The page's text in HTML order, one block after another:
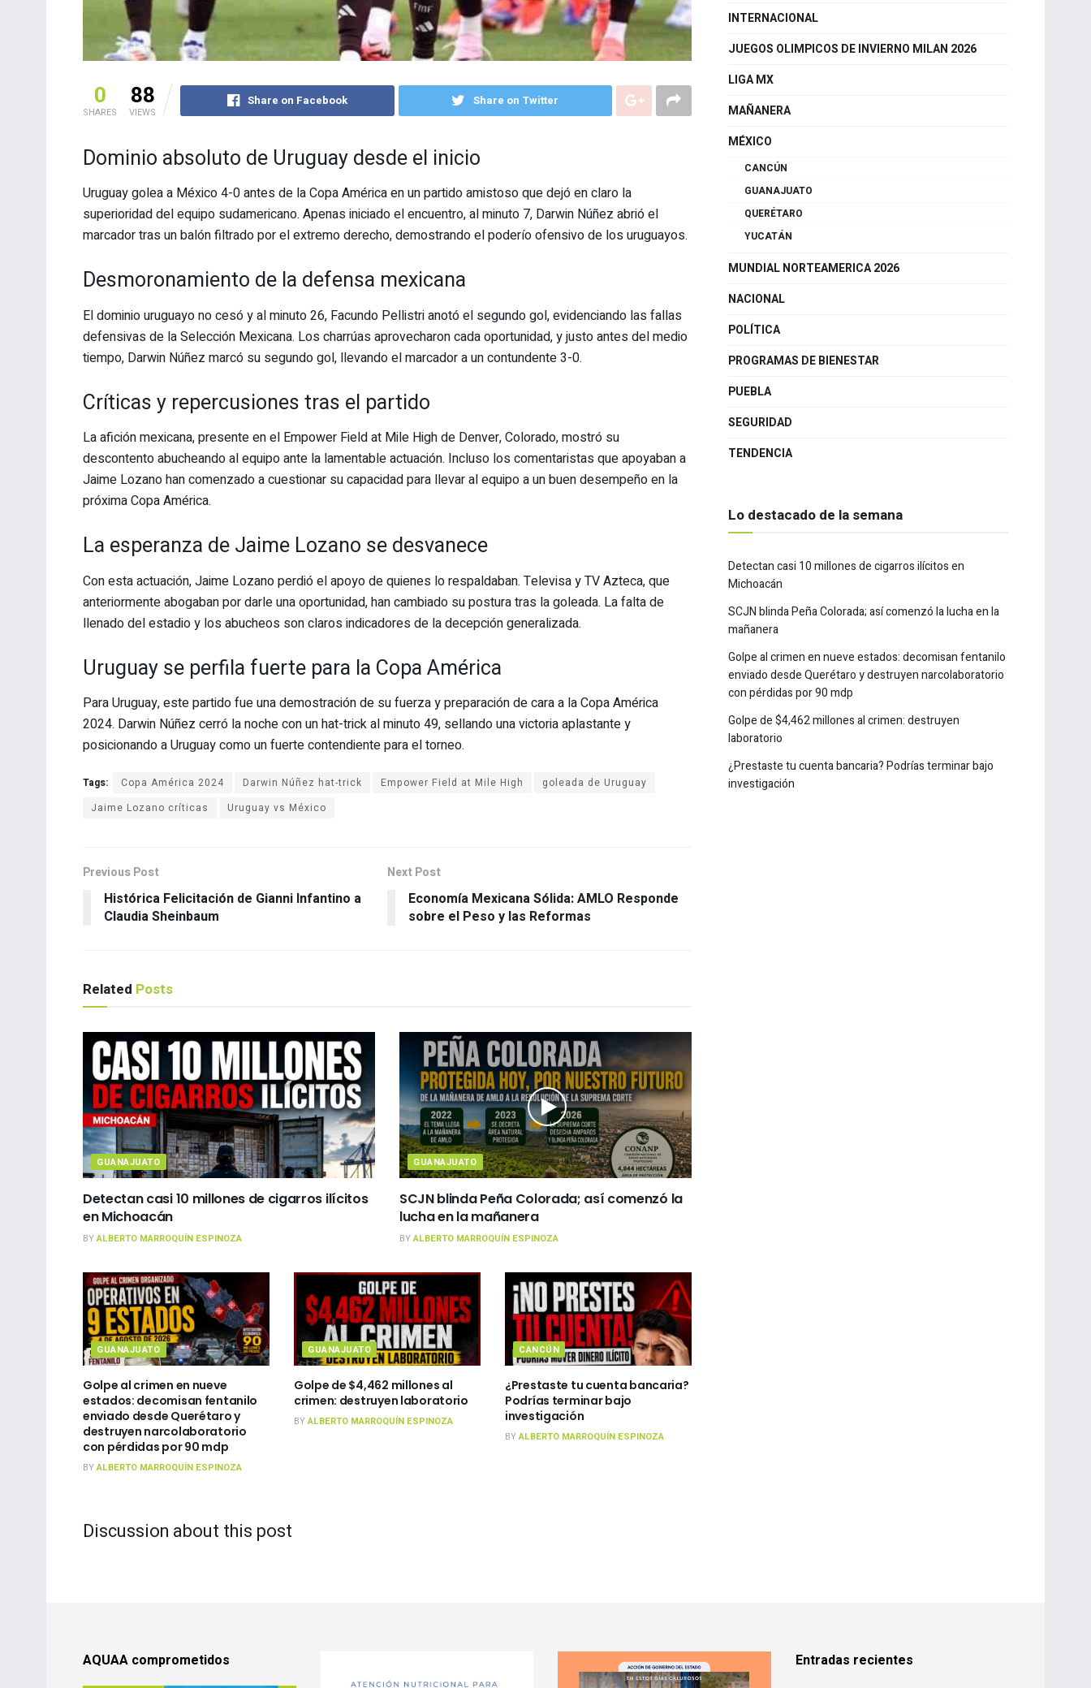
0
SHARES
88
VIEWS
Share on Facebook Share on Twitter
Dominio absoluto de Uruguay desde el inicio
Uruguay golea a México 4-0 antes de la Copa América en un partido amistoso que dejó en claro la
superioridad del equipo sudamericano. Apenas iniciado el encuentro, al minuto 7, Darwin Núñez abrió el
marcador tras un balón filtrado por el extremo derecho, demostrando el poderío ofensivo de los uruguayos.
Desmoronamiento de la defensa mexicana
El dominio uruguayo no cesó y al minuto 26, Facundo Pellistri anotó el segundo gol, evidenciando las fallas
defensivas de la Selección Mexicana. Los charrúas aprovecharon cada oportunidad, y justo antes del medio
tiempo, Darwin Núñez marcó su segundo gol, llevando el marcador a un contundente 3-0.
Críticas y repercusiones tras el partido
La afición mexicana, presente en el Empower Field at Mile High de Denver, Colorado, mostró su
descontento abucheando al equipo ante la lamentable actuación. Incluso los comentaristas que apoyaban a
Jaime Lozano han comenzado a cuestionar su capacidad para llevar al equipo a un buen desempeño en la
próxima Copa América.
La esperanza de Jaime Lozano se desvanece
Con esta actuación, Jaime Lozano perdió el apoyo de quienes lo respaldaban. Televisa y TV Azteca, que
anteriormente abogaban por darle una oportunidad, han cambiado su postura tras la goleada. La falta de
llenado del estadio y los abucheos son claros indicadores de la decepción generalizada.
Uruguay se perfila fuerte para la Copa América
Para Uruguay, este partido fue una demostración de su fuerza y preparación de cara a la Copa América
2024. Darwin Núñez cerró la noche con un hat-trick al minuto 49, sellando una victoria aplastante y
posicionando a Uruguay como un fuerte contendiente para el torneo.
Tags: Copa América 2024 Darwin Núñez hat-trick Empower Field at Mile High
goleada de Uruguay
Jaime Lozano críticas
Uruguay vs México
Previous Post
Histórica Felicitación de Gianni Infantino a
Claudia Sheinbaum
Next Post
Economía Mexicana Sólida: AMLO Responde
sobre el Peso y las Reformas
Related Posts
GUANAJUATO
Detectan casi 10 millones de cigarros ilícitos
en Michoacán
BYALBERTO MARROQUÍN ESPINOZA
GUANAJUATO
SCJN blinda Peña Colorada; así comenzó la
lucha en la mañanera
BYALBERTO MARROQUÍN ESPINOZA
GUANAJUATO
Golpe al crimen en nueve
estados: decomisan fentanilo
enviado desde Querétaro y
destruyen narcolaboratorio
con pérdidas por 90 mdp
BYALBERTO MARROQUÍN ESPINOZA
GUANAJUATO
Golpe de $4,462 millones al
crimen: destruyen laboratorio
BYALBERTO MARROQUÍN ESPINOZA
CANCÚN
¿Prestaste tu cuenta bancaria?
Podrías terminar bajo
investigación
BYALBERTO MARROQUÍN ESPINOZA
Discussion about this post
ELECCIONES 2024
ES AHORA AM
INTERNACIONAL
JUEGOS OLIMPICOS DE INVIERNO MILAN 2026
LIGA MX
MAÑANERA
MÉXICO
QUERÉTARO
YUCATÁN
MUNDIAL NORTEAMERICA 2026
NACIONAL
POLÍTICA
PROGRAMAS DE BIENESTAR
PUEBLA
TENDENCIA
Lo destacado de la semana
Detectan casi 10 millones de cigarros ilícitos en
SCJN blinda Peña Colorada; así comenzó la lucha en la
mañanera
Golpe al crimen en nueve estados: decomisan fentanilo
enviado desde Querétaro y destruyen narcolaboratorio
Golpe de $4,462 millones al crimen: destruyen
laboratorio
AQUAA comprometidos Entradas recientes